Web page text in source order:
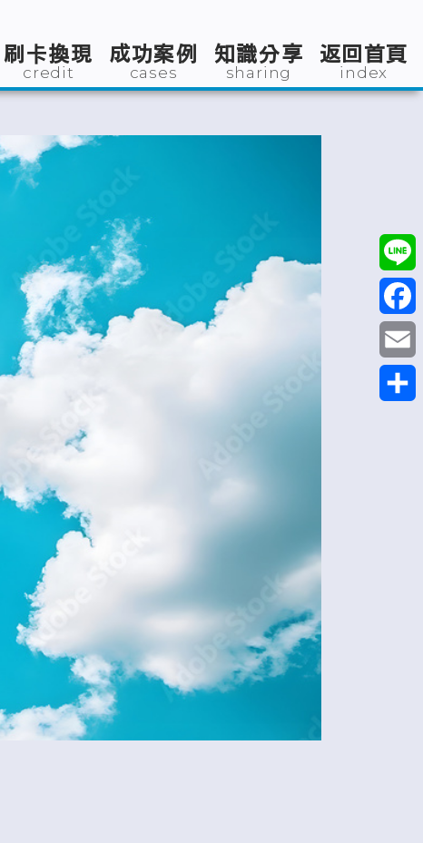
刷卡換現
credit
成功案例
cases
知識分享
sharing
返回首頁
index
Line
Email